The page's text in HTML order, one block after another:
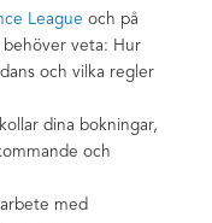
League och på
veta: Hur
och vilka regler
dina bokningar,
och
med